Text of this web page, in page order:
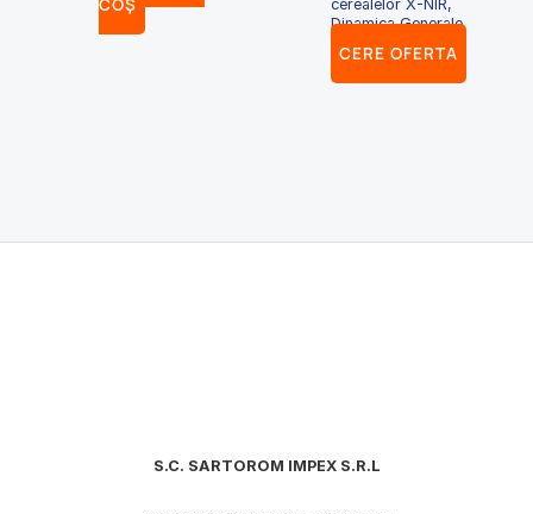
COȘ
cerealelor X-NIR,
Dinamica Generale
CERE OFERTA
S.C. SARTOROM IMPEX S.R.L